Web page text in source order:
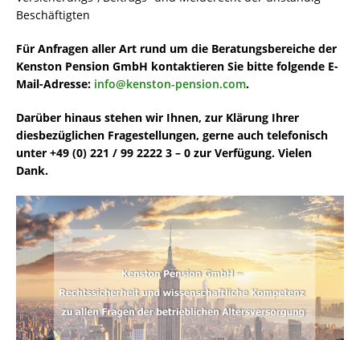
Beschäftigten
Für Anfragen aller Art rund um die Beratungsbereiche der
Kenston Pension GmbH kontaktieren Sie bitte folgende E-
Mail-Adresse: info@kenston-pension.com.
Darüber hinaus stehen wir Ihnen, zur Klärung Ihrer
diesbezüglichen Fragestellungen, gerne auch telefonisch
unter +49 (0) 221 / 99 2222 3 – 0 zur Verfügung. Vielen
Dank.